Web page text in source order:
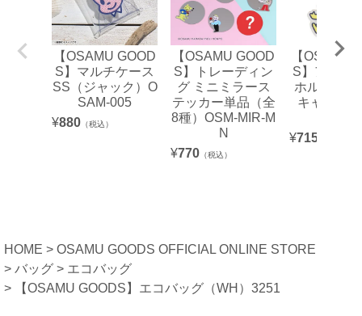
【OSAMU GOOD
S】マルチケース
SS（ジャック）O
SAM-005
¥880 （税込）
【OSAMU GOOD
S】トレーディン
グ ミニミラース
テッカー単品（全
8種）OSM-MIR-M
N
¥770 （税込）
【OSAMU
S】アクリ
ホルダー（
キャット
¥715
HOME
OSAMU GOODS OFFICIAL ONLINE STORE
バッグ
エコバッグ
【OSAMU GOODS】エコバッグ（WH）3251